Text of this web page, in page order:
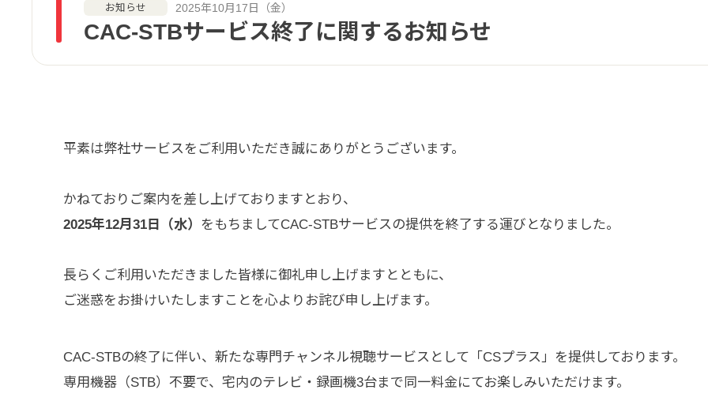
お知らせ 2025年10月17日（金）
CAC-STBサービス終了に関するお知らせ
平素は弊社サービスをご利用いただき誠にありがとうございます。
かねておりご案内を差し上げておりますとおり、
2025年12月31日（水）
をもちましてCAC-STBサービスの提供を終了する運びとなりました。
長らくご利用いただきました皆様に御礼申し上げますとともに、
ご迷惑をお掛けいたしますことを心よりお詫び申し上げます。
CAC-STBの終了に伴い、新たな専門チャンネル視聴サービスとして「CSプラス」を提供しております。
専用機器（STB）不要で、宅内のテレビ・録画機3台まで同一料金にてお楽しみいただけます。